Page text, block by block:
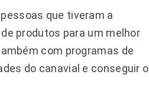
que tiveram a
produtos para um melhor
com programas de
do canavial e conseguir o